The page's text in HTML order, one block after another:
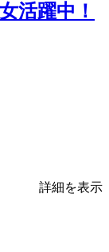
活躍中！
詳細を表示